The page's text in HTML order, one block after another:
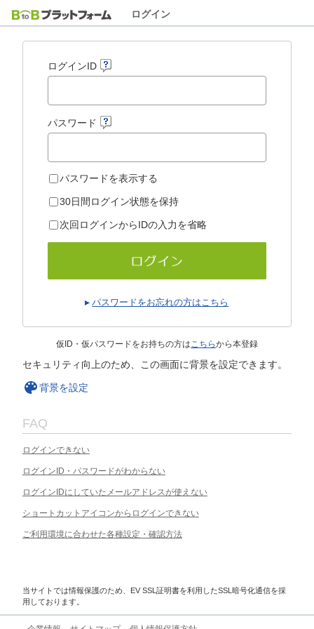
ログイン
ログインID
パスワード
パスワードを表示する
30日間ログイン状態を保持
次回ログインからIDの入力を省略
パスワードをお忘れの方はこちら
仮ID・仮パスワードをお持ちの方はこちらから本登録
セキュリティ向上のため、この画面に背景を設定できます。
背景を設定
FAQ
ログインできない
ログインID・パスワードがわからない
ログインIDにしていたメールアドレスが使えない
ショートカットアイコンからログインできない
ご利用環境に合わせた各種設定・確認方法
当サイトでは情報保護のため、EV SSL証明書を利用したSSL暗号化通信を採
用しております。